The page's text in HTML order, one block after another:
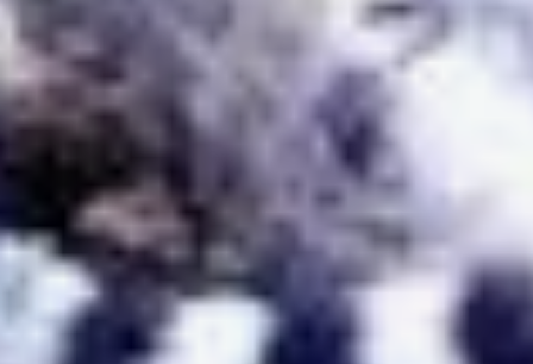
уникального подвида
хищников. Однако его
будущее зависит также
и от состояния среды
обитания в сопредельных
с Россией странах.
Именно поэтому одной
из главных задач
международного
экологического
сотрудничества —
укрепление связей,
обмен опытом и идеями
с китайскими коллегами.
Также планируется
создание трансграничных